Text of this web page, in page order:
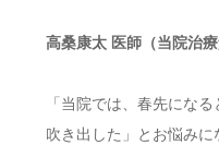
高桑康太 医師（当院治
「当院では、春先にな
吹き出した」とお悩み